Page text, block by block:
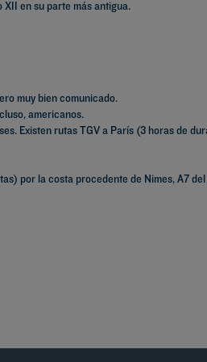
en su parte más antigua.
muy bien comunicado.
americanos.
Existen rutas TGV a París (3 horas de
por la costa procedente de Nimes, A7